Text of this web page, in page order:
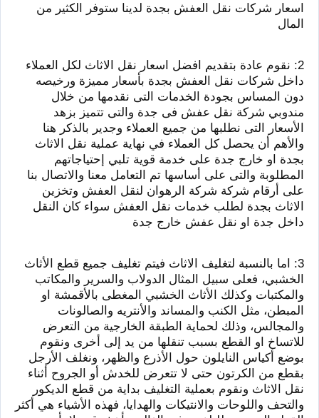
اسعار شركات نقل العفش بجدة لدينا ستوفر الكثير من
المال
2: نقوم عادة بتقديم افضل اسعار نقل الاثاث لكل العملاء
داخل شركات نقل العفش بجدة بأسعار مميزة ورخيصه
دون المساس بجودة الخدمات التى نقدمها من خلال
مندوبي شركة نقل عفش فى جدة والتى تتميز بزهد
الأسعار التى نطلبها من جميع العملاء وجدير بالذكر هنا
والأهم أن يحصل كل العملاء في نهاية عملية نقل الاثاث
بجدة او خارج جدة على خدمة قوية تلبي إحتياجاتهم
المطلوبة والتى على أساسها تم التعامل معنا والاتصال بنا
على أرقام شركة شركة الرهوان لنقل العفش وتخزين
الاثاث بجدة لطلب خدمات نقل العفش سواء كان النقل
داخل جدة او نقل عفش خارج جدة
3: اما بالنسبة لتغليف الاثاث فيتم تغليف جميع قطع الأثاث
الخشبي، فعلى سبيل المثال الدولاب والسرير والمكاتب
والمكتبات وكذلك الأثاث الخشبي المغطى بالأقمشة او
المبطن، مثل الكنب والمساند والأنتريه والصالونات
والمجالس، وذلك لحماية الطبقة الخارجية من التعرض
للاتساخ او القطع بسبب تنقلها من يد إلى أخرى ونقوم
بوضع أكياس النايلون حول الأذرع والظهر، ونغلف الأرجل
بقطع من الكرتون حتى لا تتعرض للخدش أو الجروح أثناء
نقل الاثاث ونقوم بعملية التغليف بداية من قطع الديكور
والتحف واللوحات والانتيكات والهدايا، فهذه الأشياء هي أكثر